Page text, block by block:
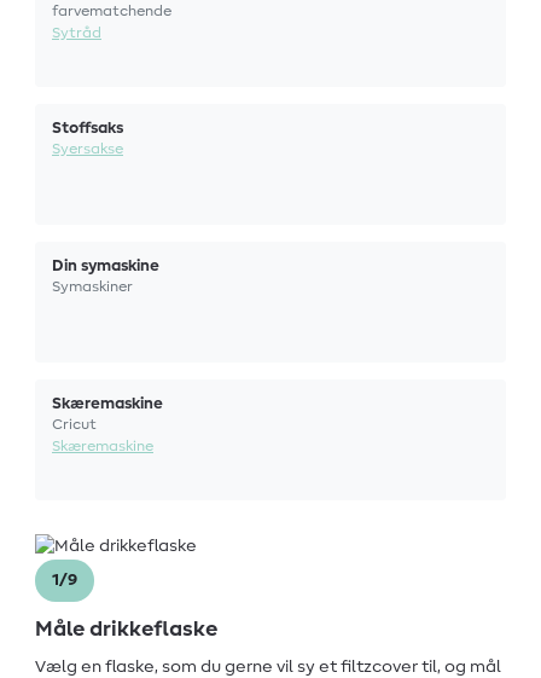
farvematchende
Sytråd
Stoffsaks
Syersakse
Din symaskine
Symaskiner
Skæremaskine
Cricut
Skæremaskine
1/9
Måle drikkeflaske
Vælg en flaske, som du gerne vil sy et filtzcover til, og mål